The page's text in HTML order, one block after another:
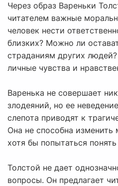
Через образ Вареньки
читателем важные
человек нести
близких? Можно ли
страданиям других
личные чувства и
Варенька не совершает
злодеяний, но ее
слепота приводят к
Она не способна
хотя бы попытаться понять
Толстой не дает
вопросы. Он предлагает